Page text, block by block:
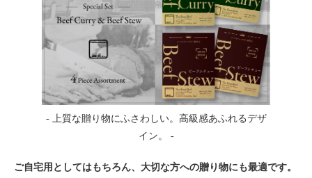
- 上質な贈り物にふさわしい。高級感あふれるデザ
イン。 -
ご自宅用としてはもちろん、大切な方への贈り物にも最適です。